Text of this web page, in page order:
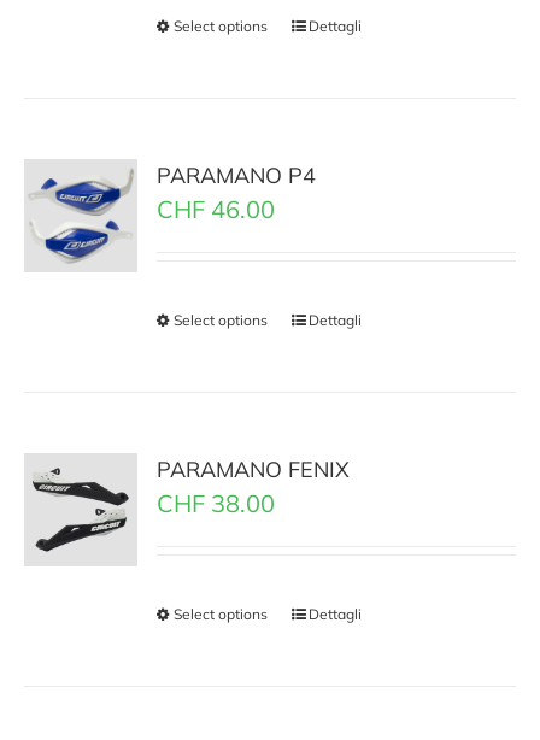
Select options Dettagli
PARAMANO P4
CHF 46.00
Select options Dettagli
PARAMANO FENIX
CHF 38.00
Select options Dettagli